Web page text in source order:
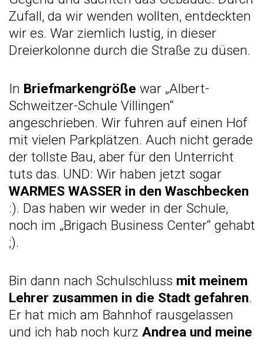
Zufall, da wir wenden wollten, entdeckten
wir es. War ziemlich lustig, in dieser
Dreierkolonne durch die Straße zu düsen.
In Briefmarkengröße war „Albert-
Schweitzer-Schule Villingen“
angeschrieben. Wir fuhren auf einen Hof
mit vielen Parkplätzen. Auch nicht gerade
der tollste Bau, aber für den Unterricht
tuts das. UND: Wir haben jetzt sogar
WARMES WASSER in den Waschbecken
:). Das haben wir weder in der Schule,
noch im „Brigach Business Center“ gehabt
;).
Bin dann nach Schulschluss mit meinem
Lehrer zusammen in die Stadt gefahren.
Er hat mich am Bahnhof rausgelassen
und ich hab noch kurz Andrea und meine